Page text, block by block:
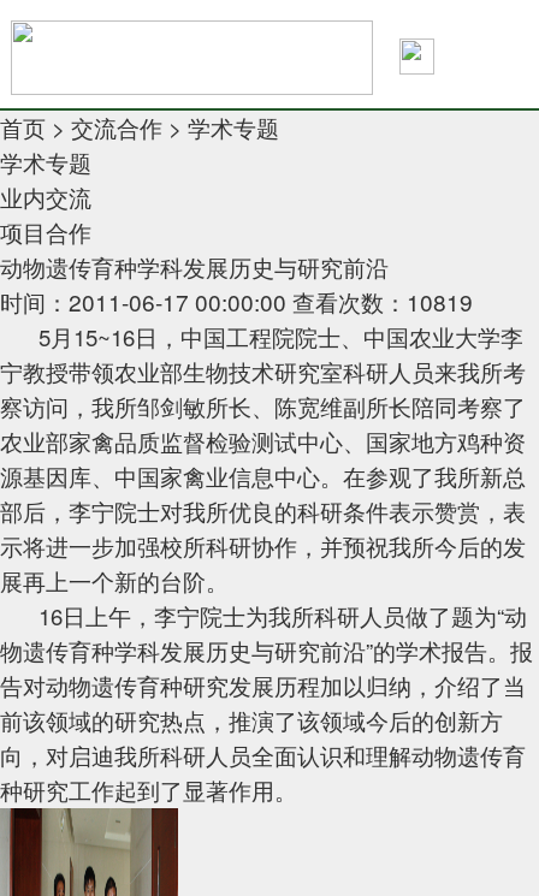
首页 > 交流合作 > 学术专题
学术专题
业内交流
项目合作
动物遗传育种学科发展历史与研究前沿
时间：2011-06-17 00:00:00 查看次数：10819
5月 15~16日，中国工程院院士、中国农业大学李
宁教授带领农业部生物技术研究室科研人员来我所考
察访问，我所邹剑敏所长、陈宽维副所长陪同考察了
农业部家禽品质监督检验测试中心、国家地方鸡种资
源基因库、中国家禽业信息中心。在参观了我所新总
部后，李宁院士对我所优良的科研条件表示赞赏，表
示将进一步加强校所科研协作，并预祝我所今后的发
展再上一个新的台阶。
16日上午，李宁院士为我所科研人员做了题为“动
物遗传育种学科发展历史与研究前沿”的学术报告。报
告对动物遗传育种研究发展历程加以归纳，介绍了当
前该领域的研究热点，推演了该领域今后的创新方
向，对启迪我所科研人员全面认识和理解动物遗传育
种研究工作起到了显著作用。